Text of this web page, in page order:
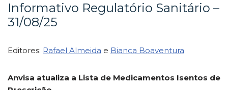
Informativo Regulatório Sanitário –
31/08/25
Editores: Rafael Almeida e Bianca Boaventura
Anvisa atualiza a Lista de Medicamentos Isentos de